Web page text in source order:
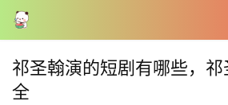
祁圣翰演的短剧有哪些，
全